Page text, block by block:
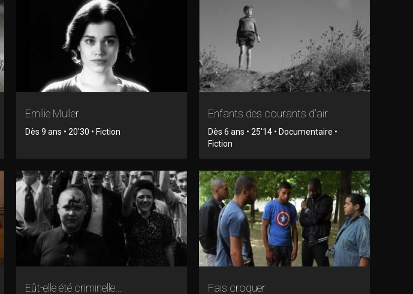
Emilie Muller
Dès 9 ans • 20'30 • Fiction
Enfants des courants d'air
Dès 6 ans • 25'14 • Documentaire •
Fiction
Eût-elle été criminelle... Fais croquer